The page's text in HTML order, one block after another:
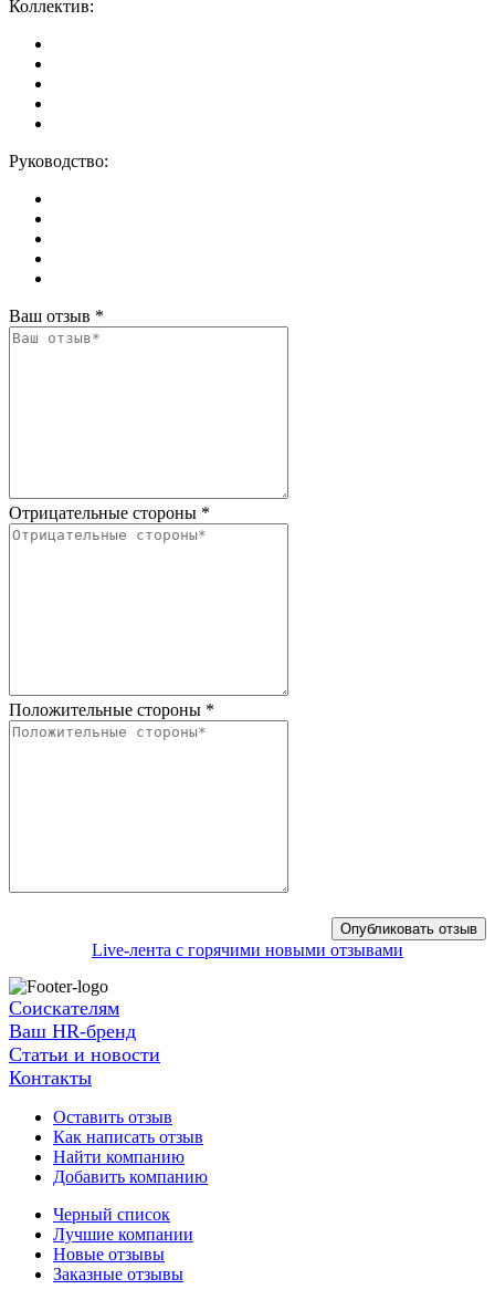
Коллектив:
Руководство:
Ваш отзыв *
Отрицательные стороны *
Положительные стороны *
Live-лента с горячими новыми отзывами
Соискателям
Ваш HR-бренд
Статьи и новости
Контакты
Оставить отзыв
Как написать отзыв
Найти компанию
Добавить компанию
Черный список
Лучшие компании
Новые отзывы
Заказные отзывы